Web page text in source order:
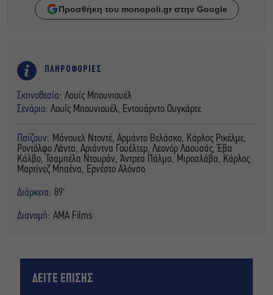
Προσθήκη του monopoli.gr στην Google
ΠΛΗΡΟΦΟΡΙΕΣ
Σκηνοθεσία: Λουίς Μπουνιουέλ
Σενάριο: Λουίς Μπουνιουέλ, Εντουάρντο Ουγκάρτε
Παίζουν: Μάνουελ Ντοντέ, Αρμάντο Βελάσκο, Κάρλος Ρικέλμε,
Ροντόλφο Λάντα, Αριάντνα Γουέλτερ, Λεονόρ Λαουσάς, Έβα
Κάλβο, Τσαμπέλα Ντουράν, Άντρεα Πάλμα, Μιροσλάβα, Κάρλος
Μαρτίνεζ Μπαένα, Ερνέστο Αλόνσο
Διάρκεια: 89'
Διανομή: AMA Films
ΔΕΙΤΕ ΕΠΙΣΗΣ